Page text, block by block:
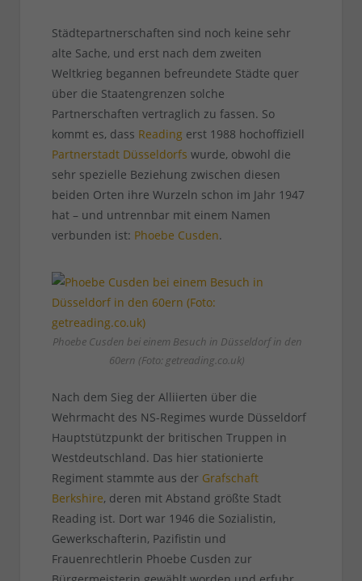
Städtepartnerschaften sind noch keine sehr
alte Sache, und erst nach dem zweiten
Weltkrieg begannen befreundete Städte quer
über die Staatengrenzen solche
Partnerschaften vertraglich zu fassen. So
kommt es, dass Readingerst 1988 hochoffiziell
Partnerstadt Düsseldorfs wurde, obwohl die
sehr spezielle Beziehung zwischen diesen
beiden Orten ihre Wurzeln schon im Jahr 1947
hat – und untrennbar mit einem Namen
verbunden ist: Phoebe Cusden.
Phoebe Cusden bei einem Besuch in Düsseldorf in den
60ern (Foto: getreading.co.uk)
Nach dem Sieg der Alliierten über die
Wehrmacht des NS-Regimes wurde Düsseldorf
Hauptstützpunkt der britischen Truppen in
Westdeutschland. Das hier stationierte
Regiment stammte aus der Grafschaft
Berkshire, deren mit Abstand größte Stadt
Reading ist. Dort war 1946 die Sozialistin,
Gewerkschafterin, Pazifistin und
Frauenrechtlerin Phoebe Cusden zur